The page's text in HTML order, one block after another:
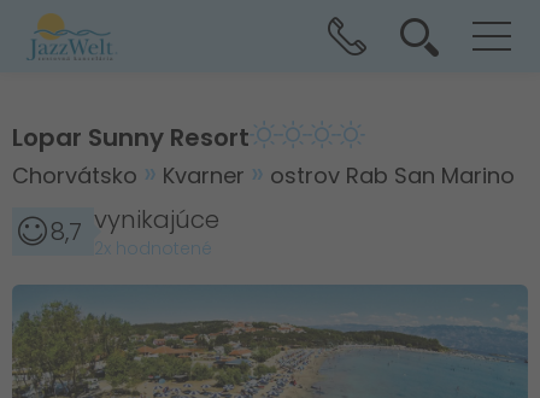
Lopar Sunny Resort
Chorvátsko Kvarner ostrov Rab San Marino
8,7 vynikajúce
2x hodnotené